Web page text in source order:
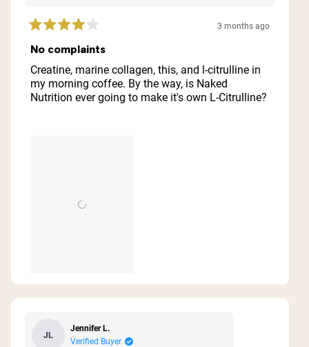
Rated
4
out
of
5
stars
3 months ago
No complaints
Creatine, marine collagen, this, and l-citrulline in
my morning coffee. By the way, is Naked
Nutrition ever going to make it's own L-Citrulline?
JL
Jennifer L.
Verified Buyer